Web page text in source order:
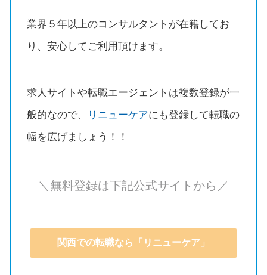
業界５年以上のコンサルタントが在籍してお
り、安心してご利用頂けます。
求人サイトや転職エージェントは複数登録が一
般的なので、
リニューケアにも登録して転職の
幅を広げましょう！！
＼無料登録は下記公式サイトから／
関西での転職なら「リニューケア」